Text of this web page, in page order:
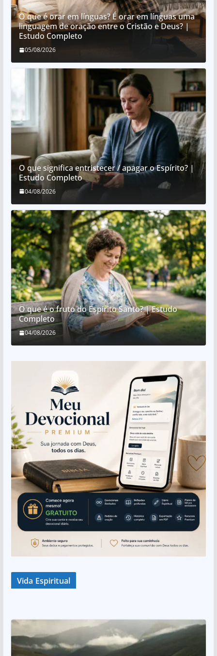
O que é orar em línguas? É orar em línguas uma
linguagem de oração entre o Cristão e Deus? |
Estudo Completo
05/08/2026
O que significa entristecer / apagar o Espírito? |
Estudo Completo
04/08/2026
O que é o fruto do Espírito Santo? | Estudo
Completo
04/08/2026
Vida Espiritual